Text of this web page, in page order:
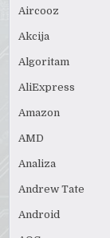
Aircooz
Akcija
Algoritam
AliExpress
Amazon
AMD
Analiza
Andrew Tate
Android